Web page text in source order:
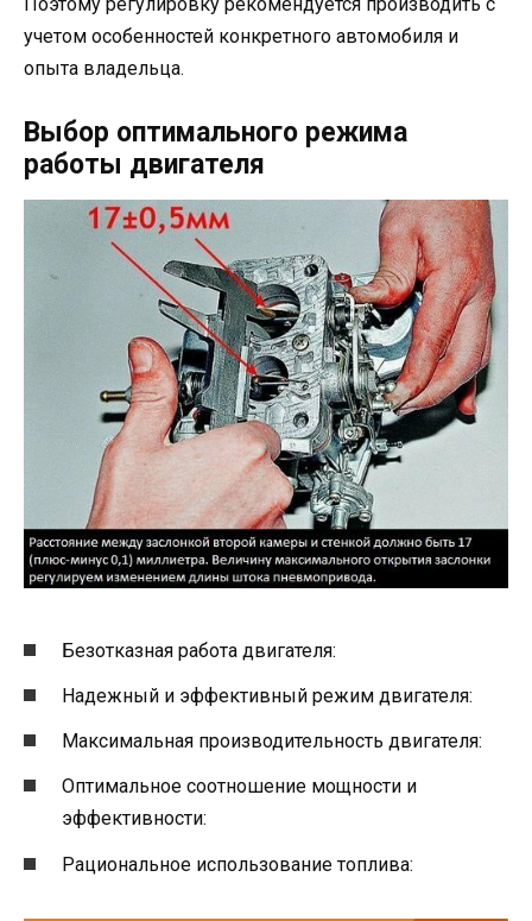
учетом особенностей конкретного автомобиля и
опыта владельца.
Выбор оптимального режима
работы двигателя
Безотказная работа двигателя:
Надежный и эффективный режим двигателя:
Максимальная производительность двигателя:
Оптимальное соотношение мощности и
эффективности:
Рациональное использование топлива: